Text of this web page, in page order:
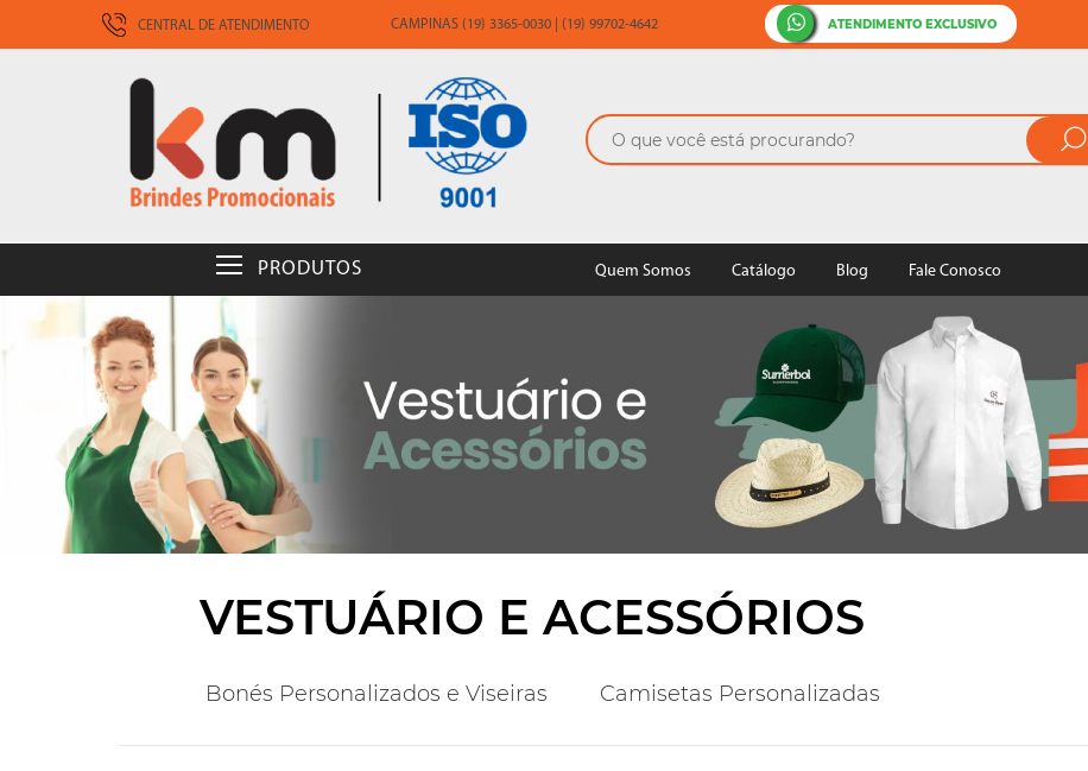
CENTRAL DE ATENDIMENTO CAMPINAS (19) 3365-0030 | (19) 99702-4642 ATENDIMENTO EXCLUSIVO
PRODUTOS Quem Somos Catálogo Blog Fale Conosco
VESTUÁRIO E ACESSÓRIOS
Bonés Personalizados e Viseiras Camisetas Personalizadas